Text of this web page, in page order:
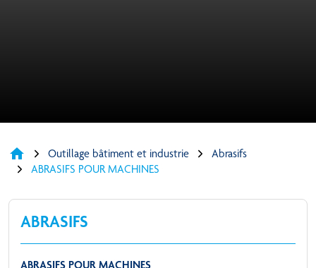
home Outillage bâtiment et industrie
Abrasifs
ABRASIFS POUR MACHINES
ABRASIFS
ABRASIFS POUR MACHINES